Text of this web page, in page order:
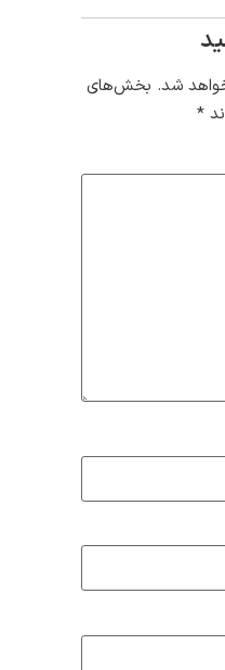
بخش‌های